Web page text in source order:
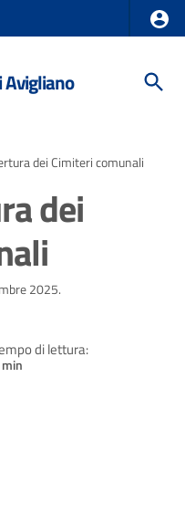
Avigliano
dei Cimiteri comunali
dei
2025.
di lettura: